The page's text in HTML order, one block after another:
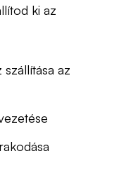
ki az
az